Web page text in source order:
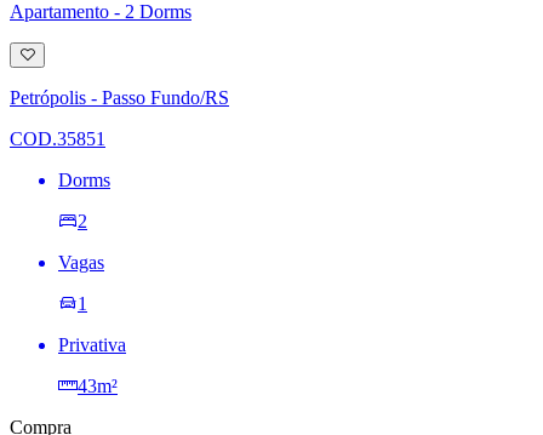
Apartamento - 2 Dorms
Adicionar
à
lista
de
Petrópolis - Passo Fundo/RS
COD.35851
Dorms
2
Vagas
1
Privativa
43m²
Compra